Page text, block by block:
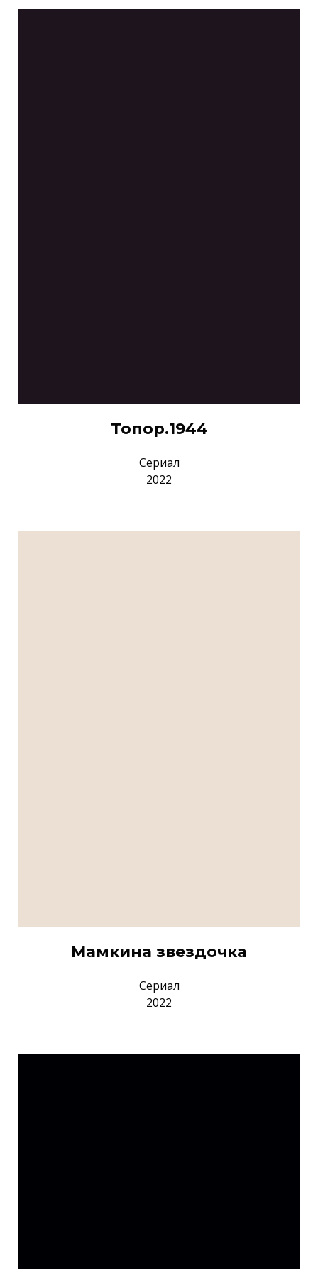
Топор.1944
Сериал
2022
Мамкина звездочка
Сериал
2022